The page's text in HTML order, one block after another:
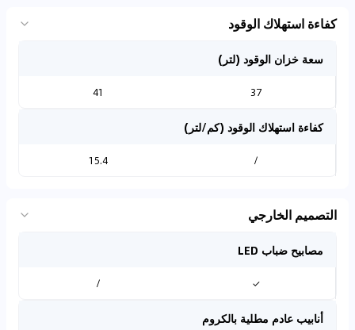
كفاءة استهلاك الوقود
سعة خزان الوقود (لتر)
37
41
كفاءة استهلاك الوقود (كم/لتر)
/
15.4
التصميم الخارجي
مصابيح ضباب LED
✓
/
أنابيب عادم مطلية بالكروم